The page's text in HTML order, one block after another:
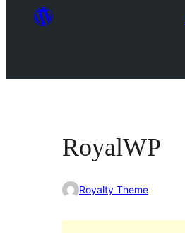
RoyalWP
Royalty Theme